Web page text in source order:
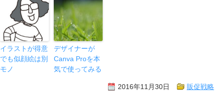
イラストが得意
でも似顔絵は別
モノ
デザイナーが
Canva Proを本
気で使ってみる
2016年11月30日 販促戦略